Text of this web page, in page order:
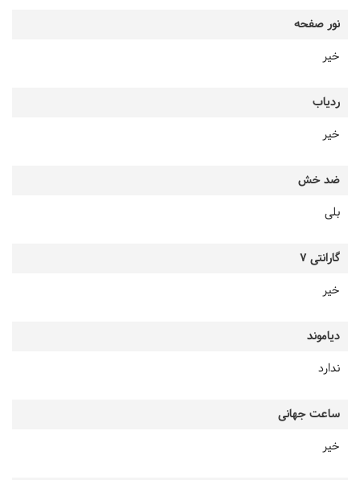
نور صفحه
خیر
ردیاب
خیر
ضد خش
بلی
گارانتی 7
خیر
دیاموند
ندارد
ساعت جهانی
خیر